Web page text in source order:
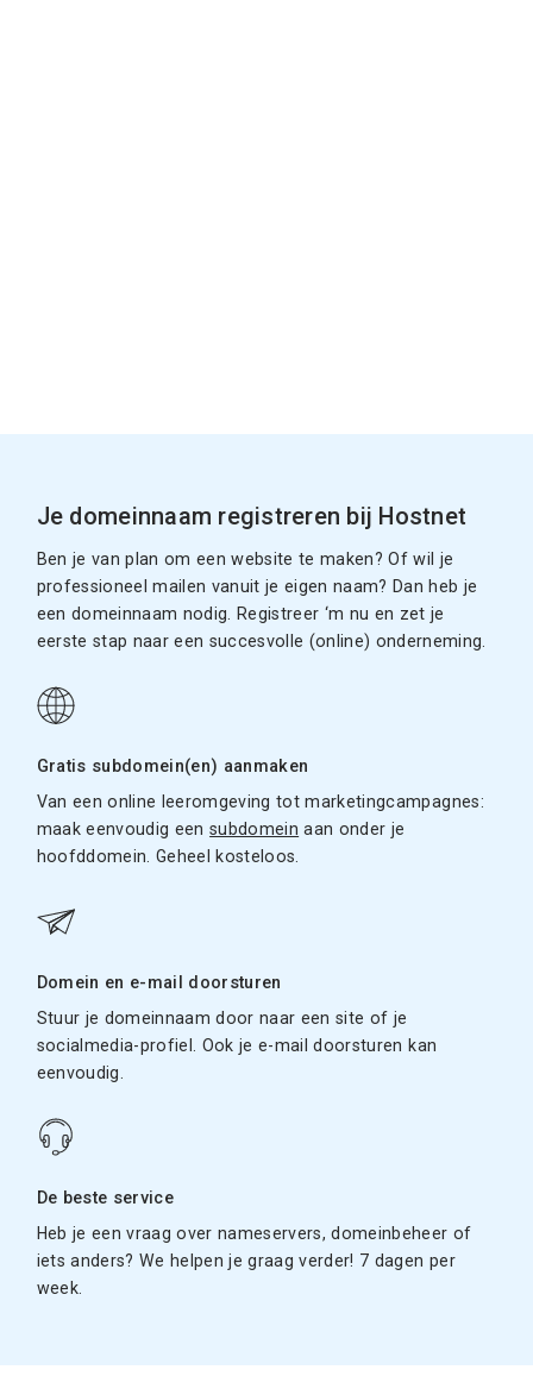
Je domeinnaam registreren bij Hostnet
Ben je van plan om een website te maken? Of wil je
professioneel mailen vanuit je eigen naam? Dan heb je
een domeinnaam nodig. Registreer ‘m nu en zet je
eerste stap naar een succesvolle (online) onderneming.
Gratis subdomein(en) aanmaken
Van een online leeromgeving tot marketingcampagnes:
maak eenvoudig eensubdomein aan onder je
hoofddomein. Geheel kosteloos.
Domein en e-mail doorsturen
Stuur je domeinnaam door naar een site of je
socialmedia-profiel. Ook je e-mail doorsturen kan
eenvoudig.
De beste service
Heb je een vraag over nameservers, domeinbeheer of
iets anders? We helpen je graag verder! 7 dagen per
week.